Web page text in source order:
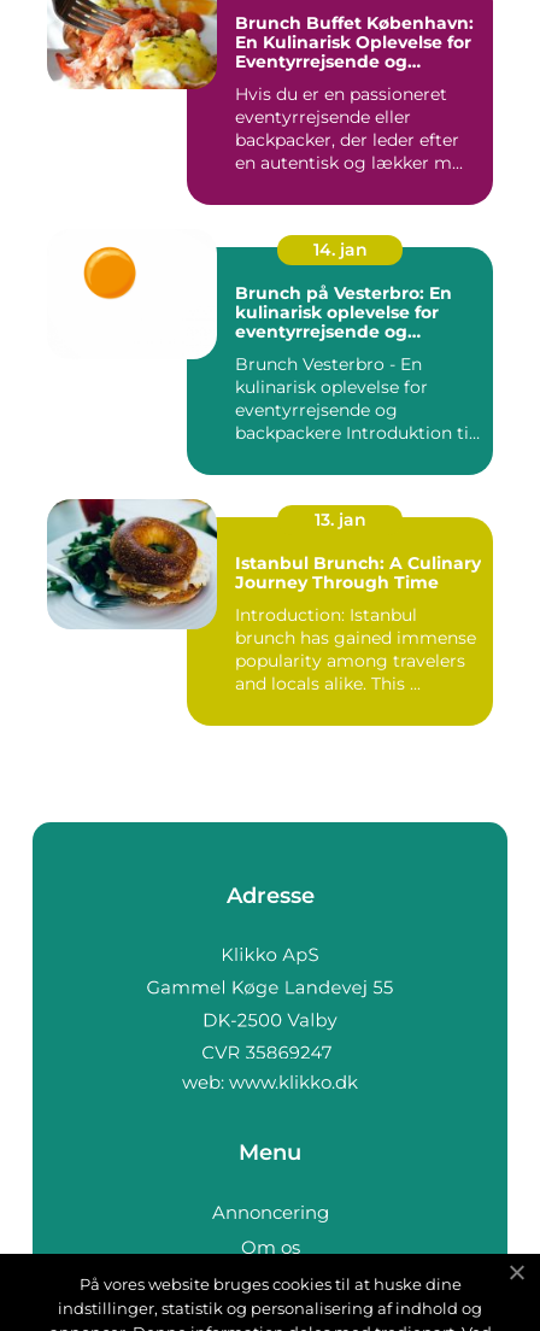
Brunch Buffet København:
En Kulinarisk Oplevelse for
Eventyrrejsende og
Hvis du er en passioneret
eventyrrejsende eller
backpacker, der leder efter
en autentisk og lækker m...
14. jan
Brunch på Vesterbro: En
kulinarisk oplevelse for
eventyrrejsende og
Brunch Vesterbro - En
kulinarisk oplevelse for
eventyrrejsende og
backpackere Introduktion til
13. jan
Istanbul Brunch: A Culinary
Journey Through Time
Introduction: Istanbul
brunch has gained immense
popularity among travelers
and locals alike. This ...
Adresse
web: www.klikko.dk
Menu
Annoncering
Om os
Cookies
Kontakt os
På vores website bruges cookies til at huske dine
indstillinger, statistik og personalisering af indhold og